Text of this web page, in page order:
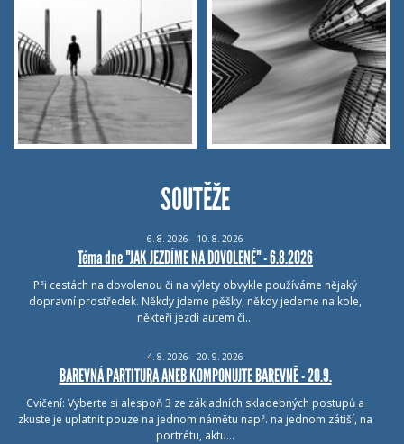
SOUTĚŽE
6. 8. 2026 - 10. 8. 2026
Téma dne "JAK JEZDÍME NA DOVOLENÉ" - 6.8.2026
Při cestách na dovolenou či na výlety obvykle používáme nějaký
dopravní prostředek. Někdy jdeme pěšky, někdy jedeme na kole,
někteří jezdí autem či…
4. 8. 2026 - 20. 9. 2026
BAREVNÁ PARTITURA ANEB KOMPONUJTE BAREVNĚ - 20.9.
Cvičení: Vyberte si alespoň 3 ze základních skladebných postupů a
zkuste je uplatnit pouze na jednom námětu např. na jednom zátiší, na
portrétu, aktu…